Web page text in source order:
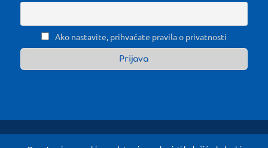
Ako nastavite, prihvaćate pravila o privatnosti